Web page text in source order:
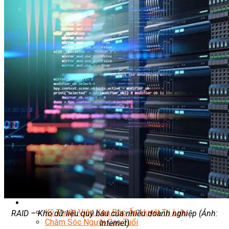
Facebook Marketing
Search Engine Optimization (SEO)
Quản Trị Fanpage
Facebook Ads
Google Ads
Content Marketing Đa Kênh
Digital Marketing Foundation
Bán Hàng Đa Kênh
Adobe Photoshop – Illustrator
Marketing Online Ngành F&B
Marketing Online Ngành Chăm Sóc Sắc Đẹp
Chuyên Đề Digital Marketing
Media Production
Chuyên Viên Tổ Chức Sự Kiện
Truyền Thông Đa Phương Tiện
Media Production
Nhiếp Ảnh Thương Mại
Sản Xuất Phim Kỹ Thuật Số
Biên Tập Video Cơ Bản Với Capcut
Dựng Phim Cơ Bản Với Adobe Premiere Pro
Kỹ Thuật Viên Xoa Bóp Ấn Huyệt Trị Liệu
Chăm Sóc Người Cao Tuổi
RAID – Kho dữ liệu quý báu của nhiều doanh nghiệp (Ảnh:
Internet)